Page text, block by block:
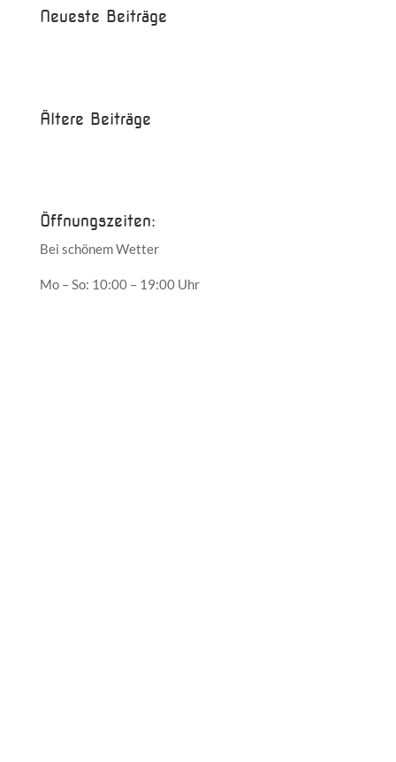
Neueste Beiträge
Ältere Beiträge
Öffnungszeiten:
Bei schönem Wetter
Mo – So: 10:00 – 19:00 Uhr